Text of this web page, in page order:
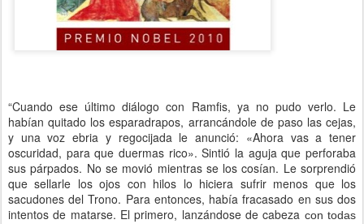
“Cuando ese último diálogo con Ramfis, ya no pudo verlo. Le
habían quitado los esparadrapos, arrancándole de paso las cejas,
y una voz ebria y regocijada le anunció: «Ahora vas a tener
oscuridad, para que duermas rico». Sintió la aguja que perforaba
sus párpados. No se movió mientras se los cosían. Le sorprendió
que sellarle los ojos con hilos lo hiciera sufrir menos que los
sacudones del Trono. Para entonces, había fracasado en sus dos
intentos de matarse. El primero, lanzándose de cabeza con todas